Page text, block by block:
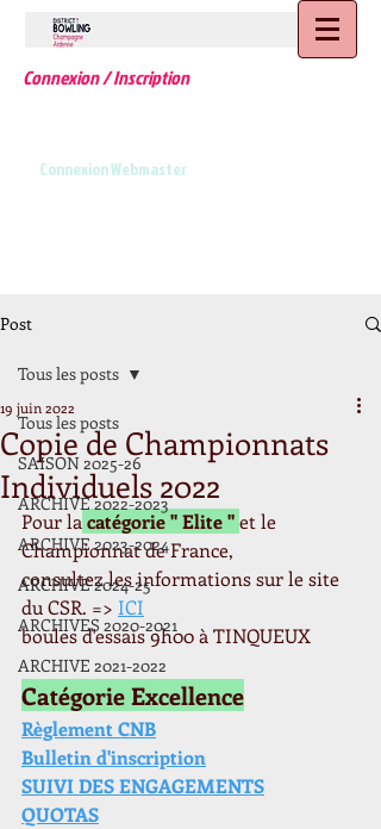
Connexion / Inscription
Connexion Webmaster
Post
Tous les posts
SAISON 2025-26
ARCHIVE 2022-2023
ARCHIVE 2023-2024
ARCHIVE 2024-25
ARCHIVES 2020-2021
ARCHIVE 2021-2022
Tous les posts
Copie de Championnats
Individuels 2022
19 juin 2022
Pour la catégorie " Elite " et le
Championnat de France,
consultez les informations sur le site
du CSR. => ICI
boules d'essais 9h00 à TINQUEUX
Catégorie Excellence
Règlement CNB
Bulletin d'inscription
SUIVI DES ENGAGEMENTS
QUOTAS